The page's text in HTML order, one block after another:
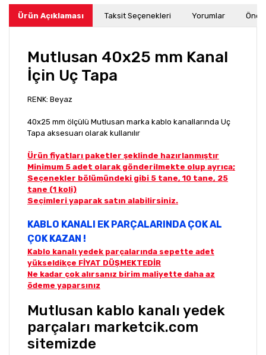
Ürün Açıklaması Taksit Seçenekleri Yorumlar
Mutlusan 40x25 mm Kanal
İçin Uç Tapa
RENK: Beyaz
40x25 mm ölçülü Mutlusan marka kablo kanallarında Uç
Tapa aksesuarı olarak kullanılır
Ürün fiyatları paketler şeklinde hazırlanmıştır
Minimum 5 adet olarak gönderilmekte olup ayrıca;
Seçenekler bölümündeki gibi 5 tane, 10 tane, 25
tane (1 koli)
Seçimleri yaparak satın alabilirsiniz.
KABLO KANALI EK PARÇALARINDA ÇOK AL
ÇOK KAZAN !
Kablo kanalı yedek parçalarında sepette adet
yükseldikçe FİYAT DÜŞMEKTEDİR
Ne kadar çok alırsanız birim maliyette daha az
ödeme yaparsınız
Mutlusan kablo kanalı yedek
parçaları marketcik.com
sitemizde